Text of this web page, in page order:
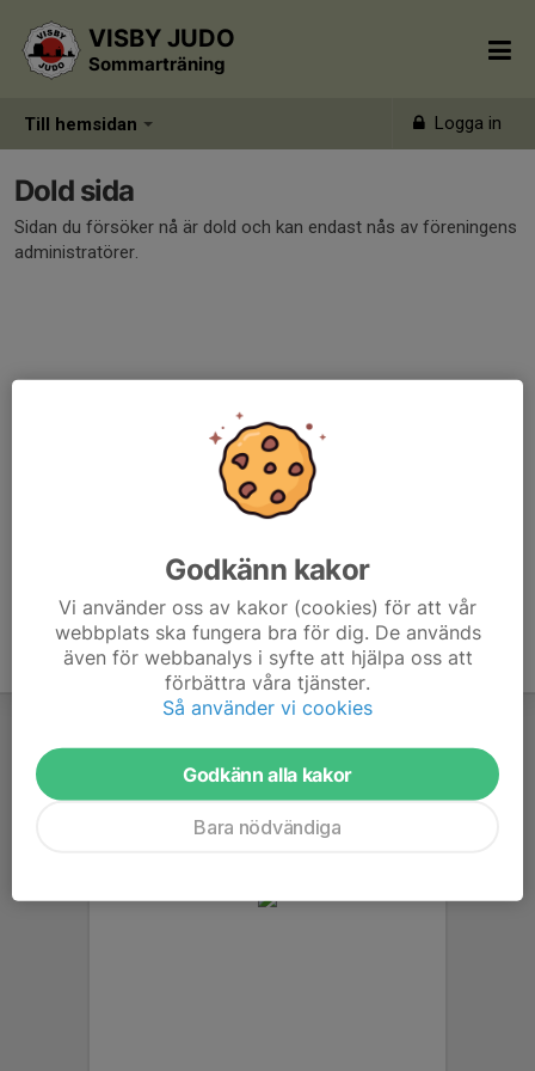
Till hemsidan Logga in
VISBY JUDO
Sommarträning
Dold sida
Sidan du försöker nå är dold och kan endast nås av föreningens
administratörer.
Godkänn kakor
Vi använder oss av kakor (cookies) för att vår
webbplats ska fungera bra för dig. De används
även för webbanalys i syfte att hjälpa oss att
förbättra våra tjänster.
Så använder vi cookies
Godkänn alla kakor
Bara nödvändiga